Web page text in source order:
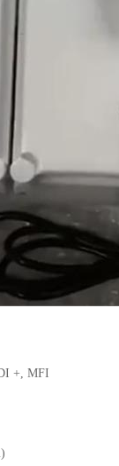
+, MFI